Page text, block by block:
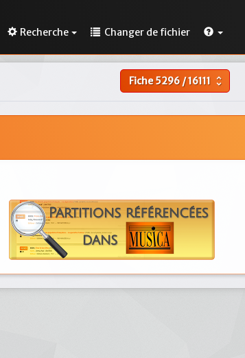
Recherche Changer de fichier
Fiche5296/16111 unfold_more